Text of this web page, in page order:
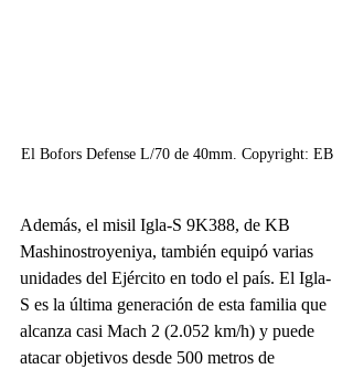
El Bofors Defense L/70 de 40mm. Copyright: EB
Además, el misil Igla-S 9K388, de KB
Mashinostroyeniya, también equipó varias
unidades del Ejército en todo el país. El Igla-
S es la última generación de esta familia que
alcanza casi Mach 2 (2.052 km/h) y puede
atacar objetivos desde 500 metros de